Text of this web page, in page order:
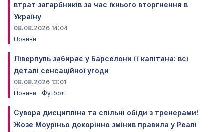
втрат загарбників за час їхнього вторгнення в
Україну
08.08.2026 14:04
Новини
Ліверпуль забирає у Барселони її капітана: всі
деталі сенсаційної угоди
08.08.2026 13:01
Новини
Футбол
Сувора дисципліна та спільні обіди з тренерами!
Жозе Моуріньо докорінно змінив правила у Реалі